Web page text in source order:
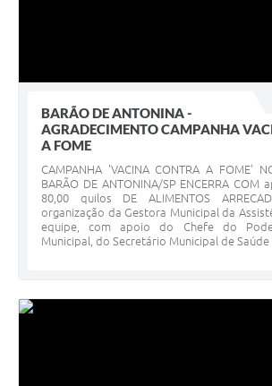
BARÃO DE ANTONINA -
AGRADECIMENTO CAMPANHA
A FOME
CAMPANHA 'VACINA CONTRA A FOME'
BARÃO DE ANTONINA/SP ENCERRA COM
80,00 quilos DE ALIMENTOS
organização da Gestora Municipal da
equipe, com apoio do Chefe do
Municipal, do Secretário Municipal de Saúde